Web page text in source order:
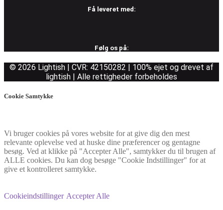
Få leveret med:
Følg os på:
© 2026 Lightish | CVR: 42150282 | 100% ejet og drevet af
lightish | Alle rettigheder forbeholdes
Cookie Samtykke
Vi bruger cookies på vores website for at give dig den mest
relevante oplevelse ved at huske dine præferencer og gentagne
besøg. Ved at klikke på "Accepter Alle", samtykker du til brugen af
ALLE cookies. Du kan dog besøge "Cookie Indstillinger" for at
give et kontrolleret samtykke.
Cookieindstillinger Accepter Alle